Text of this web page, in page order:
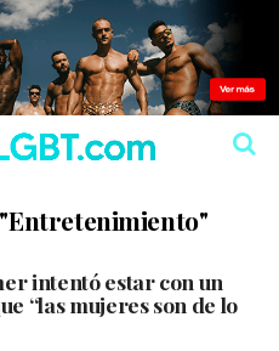
intentó estar con un
“las mujeres son de lo